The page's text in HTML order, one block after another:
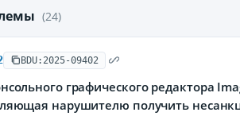
(24)
BDU:2025-09402
графического редактора
нарушителю получить